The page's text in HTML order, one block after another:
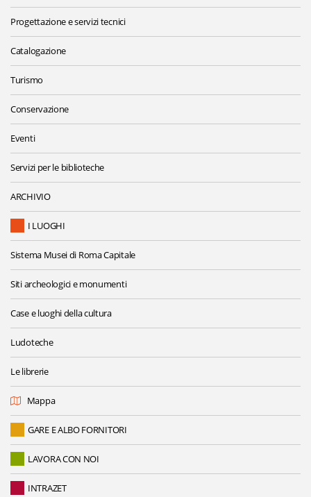
Progettazione e servizi tecnici
Catalogazione
Turismo
Conservazione
Eventi
Servizi per le biblioteche
ARCHIVIO
I LUOGHI
Sistema Musei di Roma Capitale
Siti archeologici e monumenti
Case e luoghi della cultura
Ludoteche
Le librerie
Mappa
GARE E ALBO FORNITORI
LAVORA CON NOI
INTRAZET